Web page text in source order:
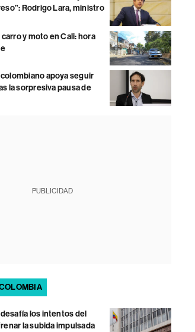
Rodrigo Lara, ministro
y moto en Cali: hora
apoya seguir
la sorpresiva pausa de
PUBLICIDAD
los intentos del
la subida impulsada